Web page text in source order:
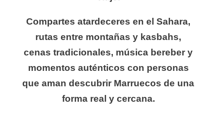
Compartes atardeceres en el Sahara,
rutas entre montañas y kasbahs,
cenas tradicionales, música bereber y
momentos auténticos con personas
que aman descubrir Marruecos de una
forma real y cercana.